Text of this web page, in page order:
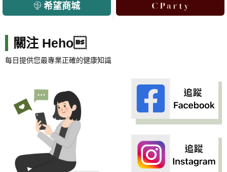
希望商城
關注 Heho
每日提供您最專業正確的健康知識